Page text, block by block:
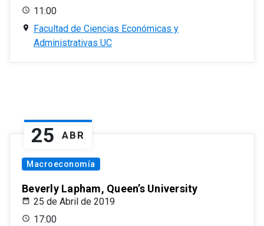
11:00
Facultad de Ciencias Económicas y
Administrativas UC
25 ABR
Macroeconomía
Beverly Lapham, Queen’s University
25 de Abril de 2019
17:00